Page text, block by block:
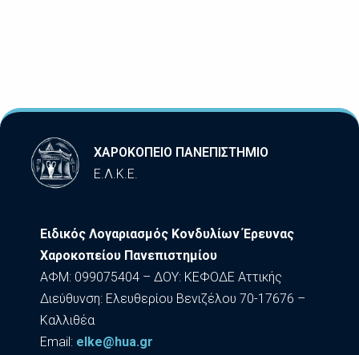
ΧΑΡΟΚΟΠΕΙΟ ΠΑΝΕΠΙΣΤΗΜΙΟ
Ε.Λ.Κ.Ε.
Ειδικός Λογαριασμός Κονδυλίων Έρευνας
Χαροκοπείου Πανεπιστημίου
ΑΦΜ: 099075404 – ΔΟΥ: ΚΕΦΟΔΕ Αττικής
Διεύθυνση: Ελευθερίου Βενιζέλου 70-17676 –
Καλλιθέα
Εmail: elke@hua.gr